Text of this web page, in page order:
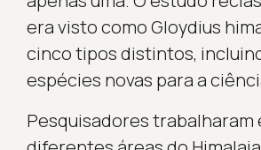
era visto como Gloydius
cinco tipos distintos,
espécies novas para a
Pesquisadores trabalharam